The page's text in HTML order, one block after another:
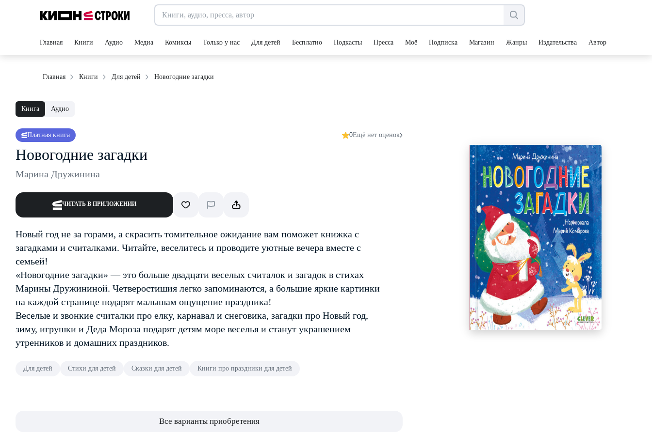
Главная Книги Аудио Медиа Комиксы Только у нас Для детей Бесплатно Подкасты Пресса Моё Подписка Магазин Жанры Издательства Авторы
Главная Книги Для детей Новогодние загадки
Книга Аудио
Платная книга 0Ещё нет оценок
Новогодние загадки
Марина Дружинина
ЧИТАТЬ В ПРИЛОЖЕНИИ
Новый год не за горами, а скрасить томительное ожидание вам поможет книжка с
загадками и считалками. Читайте, веселитесь и проводите уютные вечера вместе с
семьей!
«Новогодние загадки» — это больше двадцати веселых считалок и загадок в стихах
Марины Дружининой. Четверостишия легко запоминаются, а большие яркие картинки
на каждой странице подарят малышам ощущение праздника!
Веселые и звонкие считалки про елку, карнавал и снеговика, загадки про Новый год,
зиму, игрушки и Деда Мороза подарят детям море веселья и станут украшением
утренников и домашних праздников.
Для детей Стихи для детей Сказки для детей Книги про праздники для детей
Все варианты приобретения